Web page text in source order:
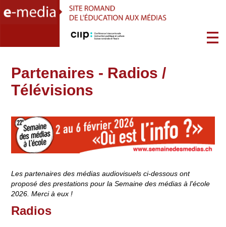
Partenaires - Radios /
Télévisions
Les partenaires des médias audiovisuels ci-dessous ont
proposé des prestations pour la Semaine des médias à l'école
2026. Merci à eux !
Radios